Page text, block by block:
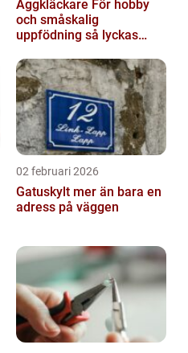
Äggkläckare För hobby
och småskalig
uppfödning så lyckas
02 februari 2026
Gatuskylt mer än bara en
adress på väggen